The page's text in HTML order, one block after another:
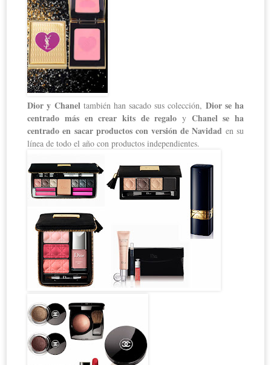
Dior y Chaneltambién han sacado sus colección, Dior se ha
centrado más en crear kits de regalo yChanel se ha
centrado en sacar productos con versión de Navidad en su
línea de todo el año con productos independientes.